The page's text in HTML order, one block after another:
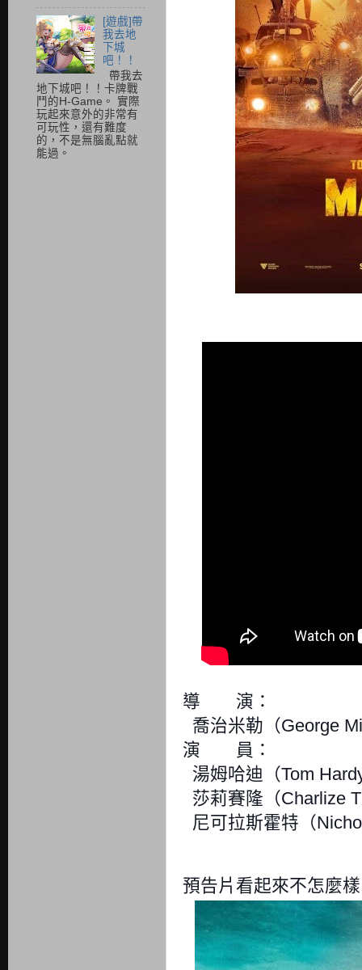
導 演：
喬治米勒（George
演 員：
湯姆哈迪（Tom
莎莉賽隆（Charlize
尼可拉斯霍特（
預告片看起來不怎麼
[遊戲]帶
我去地
下城
吧！！
帶我去
地下城吧！！卡牌戰
鬥的H-Game。 實際
玩起來意外的非常有
可玩性，還有難度
的，不是無腦亂點就
能過。